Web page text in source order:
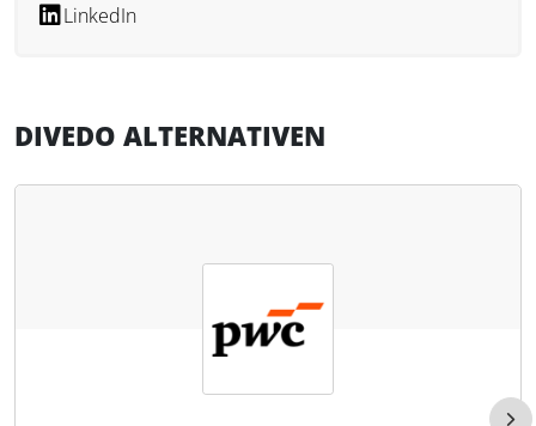
individuelle Digitalisierungsberatung. Das
Angebotsspektrum umfasst Prozessanalyse, den Aufbau
Unternehmen profitieren von klaren Strukturen,
reduzierten Risiken und rechtlicher Sicherheit bei
Betriebsprüfungen. Für Steuerfachleute bietet divedo
und GoBD-Compliance.
LinkedIn
DIVEDO ALTERNATIVEN